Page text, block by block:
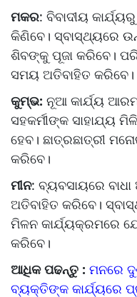
ମକର: ବିବାଦୀୟ
କିଣିବେ। ସ୍ବାସ୍ଥ୍ୟରେ
ଶିବଙ୍କୁ ପୂଜା କରିବେ।
ସମୟ ଅତିବାହିତ କରିବେ।
କୁମ୍ଭ: ନୂଆ କାର୍ଯ୍ୟ
ସହକର୍ମୀଙ୍କ ସାହାଯ୍ୟ
ହେବ। ଛାତ୍ରଛାତ୍ରୀ
କରିବେ।
ମୀନ: ବ୍ୟବସାୟରେ
ଅତିବାହିତ କରିବେ।
ମିଳନ କାର୍ଯ୍ୟକ୍ରମରେ
କରିବେ।
ଆଧିକ ପଢନ୍ତୁ : ମନରେ
ବ୍ୟକ୍ତିଙ୍କ କାର୍ଯ୍ୟରେ